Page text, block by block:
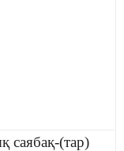
саябақ-(тар)